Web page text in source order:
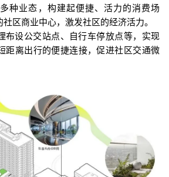
种业态， 构建起便捷、活力的消费场
区商业中心，激发社区的经济活力。
布设公交站点、自行车停放点等，实现
距离出行的便捷连接，促进社区交通微